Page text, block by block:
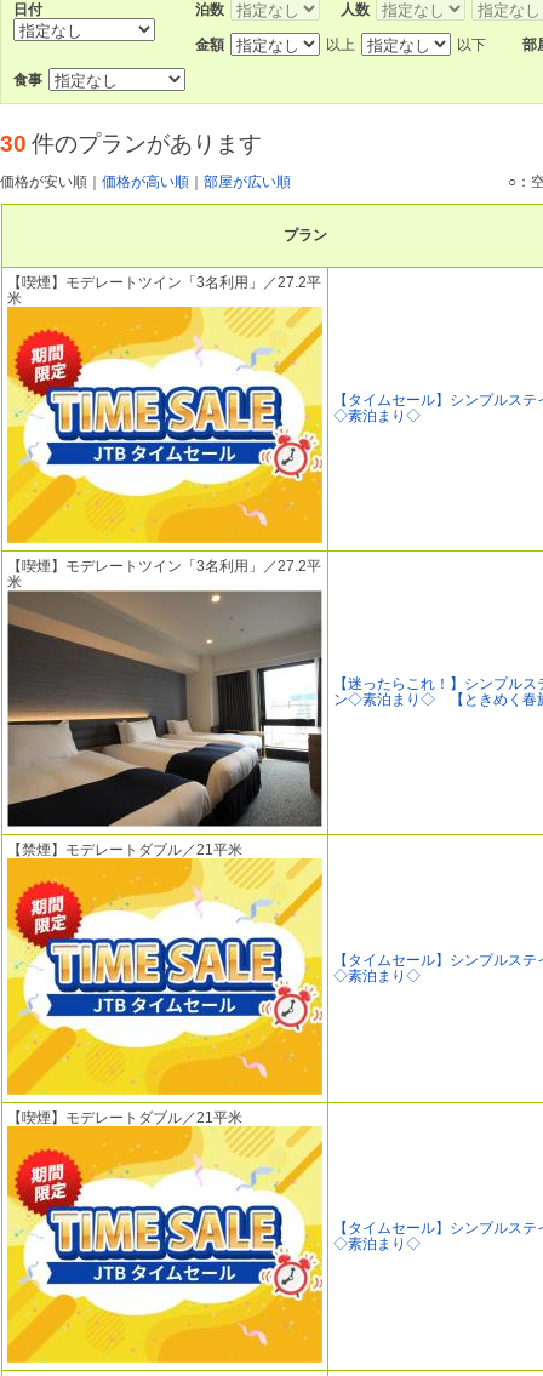
日付 泊数 人数
金額 以上 以下 部
食事
30 件のプランがあります
価格が安い順 価格が高い順 部屋が広い順 ○：
プラン
【喫煙】モデレートツイン「3名利用」／27.2平
米
【タイムセール】シンプルステ
◇素泊まり◇
【喫煙】モデレートツイン「3名利用」／27.2平
米
【迷ったらこれ！】シンプルス
ン◇素泊まり◇ 【ときめく春
【禁煙】モデレートダブル／21平米
【タイムセール】シンプルステ
◇素泊まり◇
【喫煙】モデレートダブル／21平米
【タイムセール】シンプルステ
◇素泊まり◇